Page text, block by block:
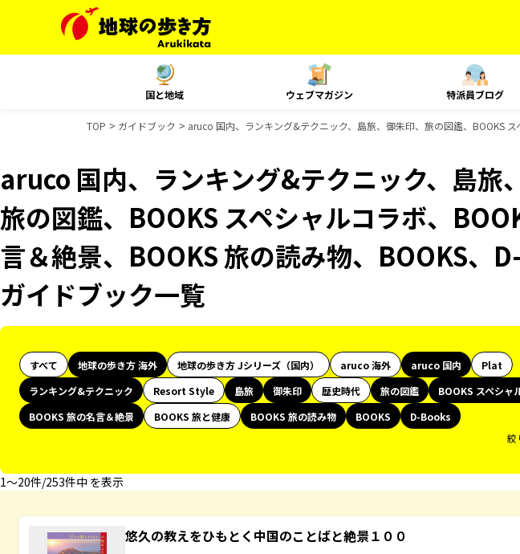
国と地域 ウェブマガジン 特派員ブログ
TOP ガイドブック aruco 国内、ランキング&テクニック、島旅、御朱印、旅の図鑑、BOOKS
aruco 国内、ランキング&テクニック、島旅
旅の図鑑、BOOKS スペシャルコラボ、
言＆絶景、BOOKS 旅の読み物、BOOKS、
ガイドブック一覧
すべて 地球の歩き方 海外 地球の歩き方 Jシリーズ（国内） aruco 海外 aruco 国内
Plat
ランキング&テクニック
Resort Style 島旅 御朱印 歴史時代 旅の図鑑
BOOKS スペシャ
BOOKS 旅の名言＆絶景
BOOKS 旅と健康 BOOKS 旅の読み物 BOOKS
D-Books
絞
1〜20件/253件中 を表示
悠久の教えをひもとく中国のことばと絶景１００